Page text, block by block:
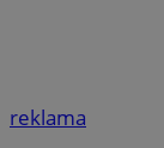
reklama